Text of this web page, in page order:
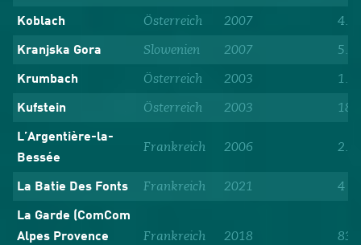
Koblach Österreich 2007
Kranjska Gora Slowenien 2007
Krumbach Österreich 2003
Kufstein Österreich 2003
L’Argentière-la-
Bessée
Frankreich 2006
La Batie Des Fonts Frankreich 2021 4
La Garde (ComCom
Alpes Provence
Frankreich 2018 83